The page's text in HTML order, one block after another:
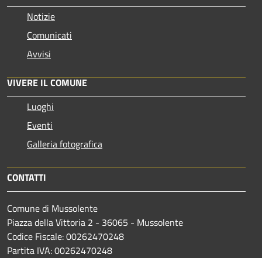
Notizie
Comunicati
Avvisi
VIVERE IL COMUNE
Luoghi
Eventi
Galleria fotografica
CONTATTI
Comune di Mussolente
Piazza della Vittoria 2 - 36065 - Mussolente
Codice Fiscale: 00262470248
Partita IVA: 00262470248